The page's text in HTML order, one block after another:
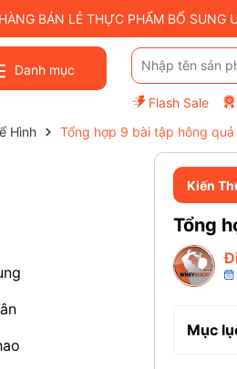
BÁN LẺ THỰC PHẨM BỔ SUNG
Danh mục
Flash Sale
Hình Tổng hợp 9 bài tập hông
Kiến
Tổng
Mục